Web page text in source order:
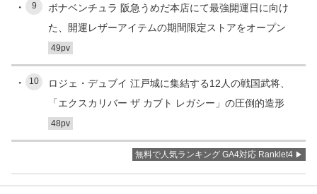
9
ボナベンチュラ 阪急うめだ本店にて最強開運日に向け
た、開運レザーアイテムの期間限定ストアをオープン
49pv
10
ロジェ・デュブイ 江戸城に集結する12人の戦国武将、
「エクスカリバー ザ カブト レガシー」の圧倒的造形
48pv
無料で人気ランキング GA4対応 Ranklet4